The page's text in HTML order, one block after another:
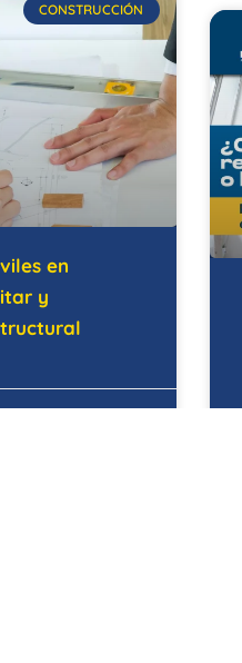
CONSTRUCCIÓN
en
y